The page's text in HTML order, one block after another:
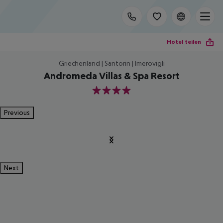
Hotel teilen
Griechenland | Santorin | Imerovigli
Andromeda Villas & Spa Resort
4
Previous
Next